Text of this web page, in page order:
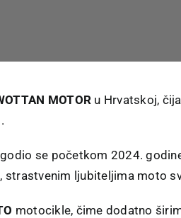
MOTOR u Hrvatskoj,
se početkom 2024.
strastvenim ljubiteljima moto
motocikle, čime dodatno